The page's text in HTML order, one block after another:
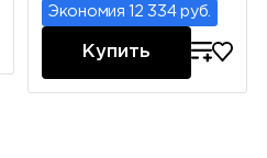
Экономия 12 334 руб.
Купить